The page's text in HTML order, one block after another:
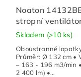
Noaton
stropní
Skladem (>10 ks)
Oboustranné
Průměr: Ø 132 cm •
– 163 - 196 m3/min
2 400 lm) •...